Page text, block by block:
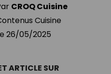
CROQ Cuisine
Cuisine
26/05/2025
ARTICLE SUR